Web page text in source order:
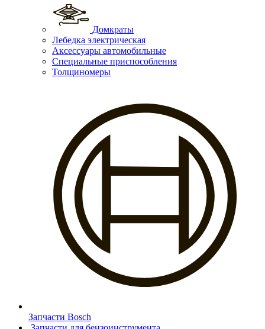
Домкраты
Лебедка электрическая
Аксессуары автомобильные
Специальные приспособления
Толщиномеры
Запчасти Bosch